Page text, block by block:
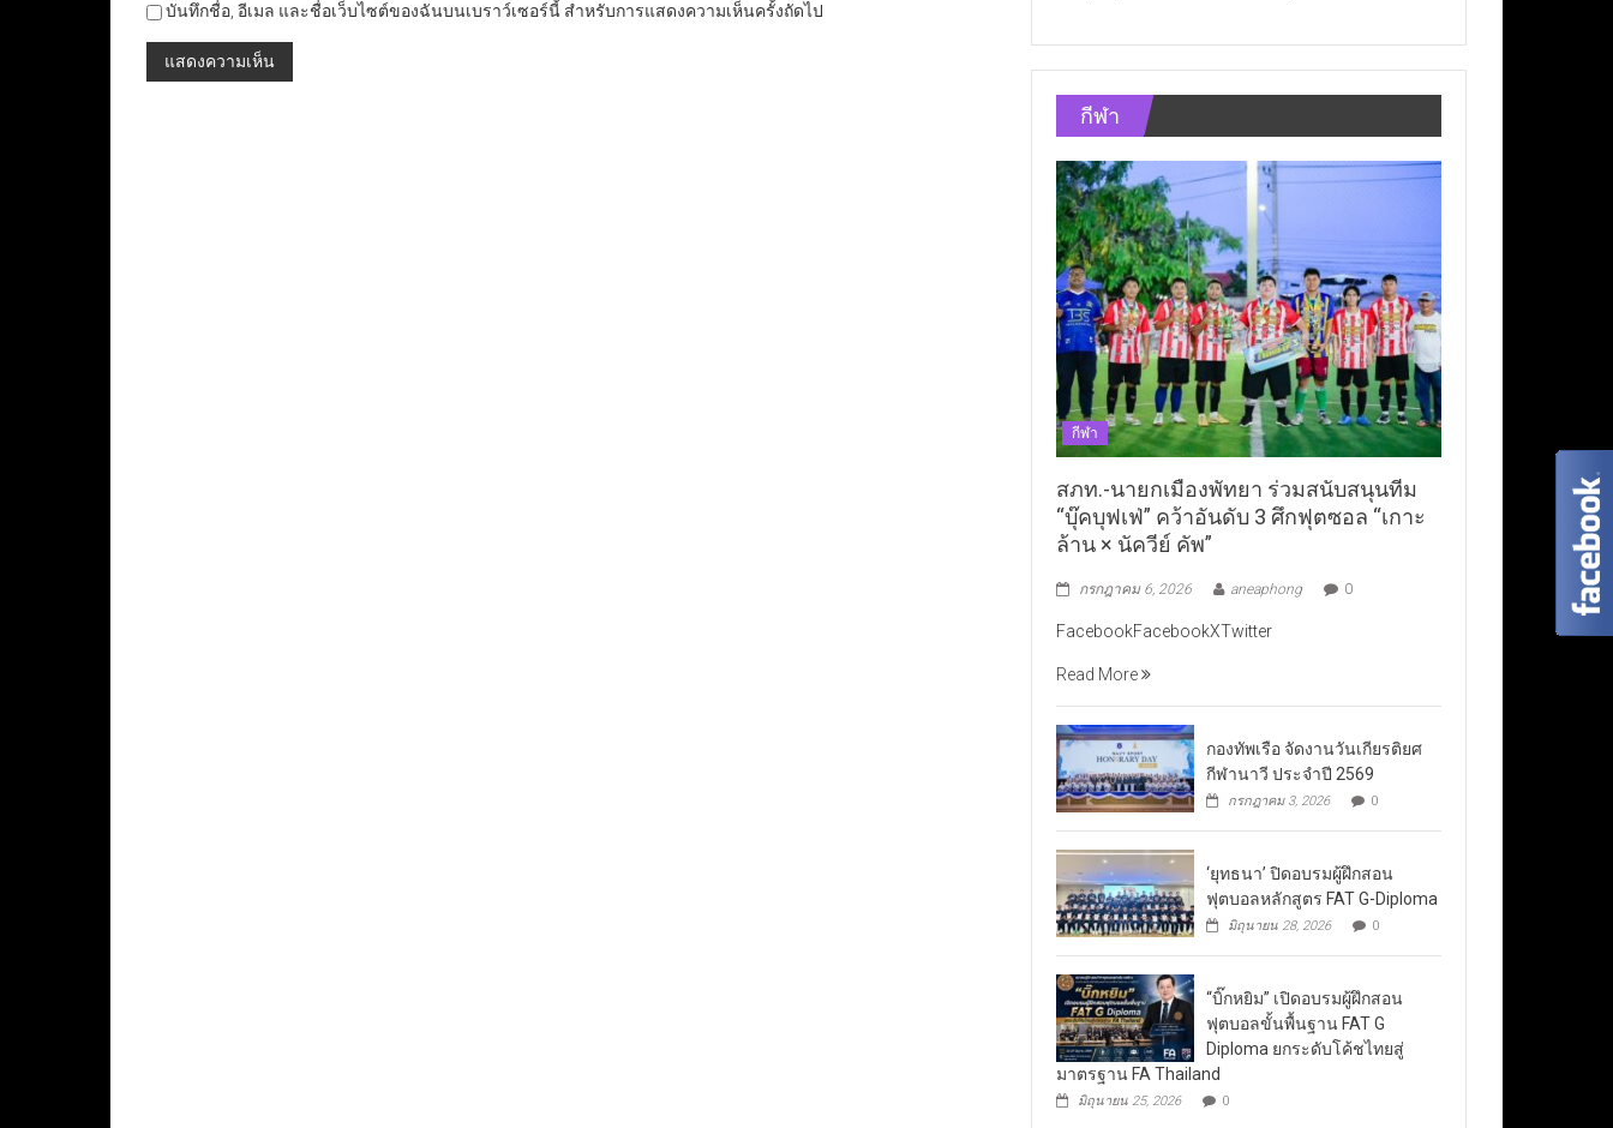
บันทึกชื่อ, อีเมล และชื่อเว็บไซต์ของฉันบนเบราว์เซอร์นี้ สำหรับการแสดงความเห็นครั้งถัดไป
กีฬา
กีฬา
สภท.-นายกเมืองพัทยา ร่วมสนับสนุนทีม
“บุ๊คบุฟเฟ่” คว้าอันดับ 3 ศึกฟุตซอล “เกาะ
ล้าน × นัควีย์ คัพ”
กรกฎาคม 6, 2026 aneaphong 0
FacebookFacebookXTwitter
Read More
กองทัพเรือ จัดงานวันเกียรติยศ
กีฬานาวี ประจำปี 2569
กรกฎาคม 3, 2026 0
‘ยุทธนา’ ปิดอบรมผู้ฝึกสอน
ฟุตบอลหลักสูตร FAT G-Diploma
มิถุนายน 28, 2026 0
“บิ๊กหยิม” เปิดอบรมผู้ฝึกสอน
ฟุตบอลขั้นพื้นฐาน FAT G
Diploma ยกระดับโค้ชไทยสู่
มาตรฐาน FA Thailand
มิถุนายน 25, 2026 0